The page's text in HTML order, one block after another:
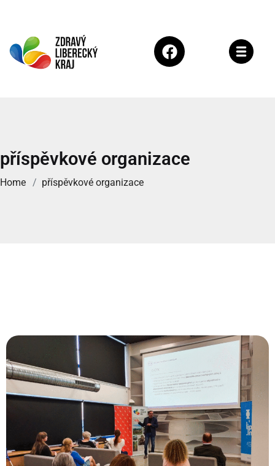
příspěvkové organizace
Home příspěvkové organizace